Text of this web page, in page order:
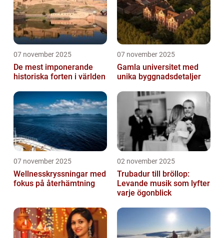
07 november 2025
De mest imponerande
historiska forten i världen
07 november 2025
Gamla universitet med
unika byggnadsdetaljer
07 november 2025
Wellnesskryssningar med
fokus på återhämtning
02 november 2025
Trubadur till bröllop:
Levande musik som lyfter
varje ögonblick